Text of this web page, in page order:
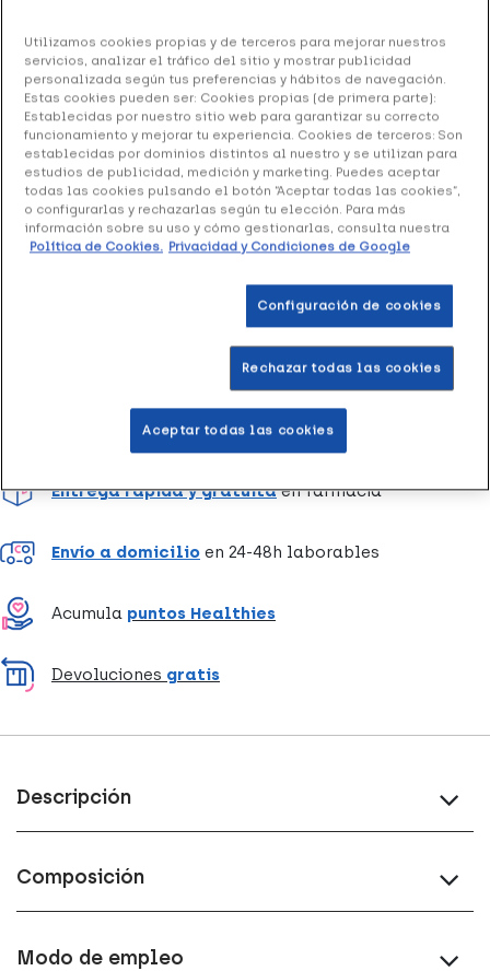
Farline Aceite Puro de Árbol del Té, 10 ml
8.70 €
+ 17 puntos Healthies
Farline Aceite Puro de Árbol del Téformulado a base de
Entrega rápida y gratuitaen farmacia
Envío a domicilio en 24-48h laborables
Acumula puntos Healthies
Devoluciones gratis
Descripción
Composición
Modo de empleo
Utilizamos cookies propias y de terceros para mejorar nuestros
servicios, analizar el tráfico del sitio y mostrar publicidad
personalizada según tus preferencias y hábitos de navegación.
Estas cookies pueden ser: Cookies propias (de primera parte):
Establecidas por nuestro sitio web para garantizar su correcto
funcionamiento y mejorar tu experiencia. Cookies de terceros: Son
establecidas por dominios distintos al nuestro y se utilizan para
estudios de publicidad, medición y marketing. Puedes aceptar
todas las cookies pulsando el botón “Aceptar todas las cookies”,
o configurarlas y rechazarlas según tu elección. Para más
información sobre su uso y cómo gestionarlas, consulta nuestra
Política de Cookies. Privacidad y Condiciones de Google
Configuración de cookies
Rechazar todas las cookies
Aceptar todas las cookies